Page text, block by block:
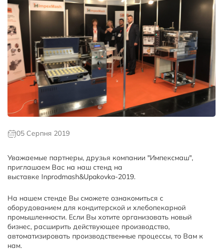
05 Серпня 2019
Уважаемые партнеры, друзья компании "Импексмаш",
приглашаем Вас на наш стенд на
выставке Inprodmash&Upakovka-2019.
На нашем стенде Вы сможете ознакомиться с
оборудованием для кондитерской и хлебопекарной
промышленности. Если Вы хотите организовать новый
бизнес, расширить действующее производство,
автоматизировать производственные процессы, то Вам к
нам.